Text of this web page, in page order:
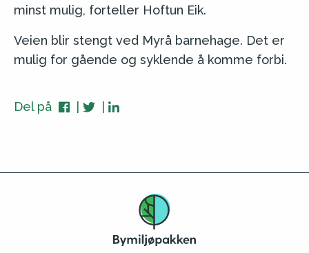
minst mulig, forteller Hoftun Eik.
Veien blir stengt ved Myrå barnehage. Det er
mulig for gående og syklende å komme forbi.
Del på